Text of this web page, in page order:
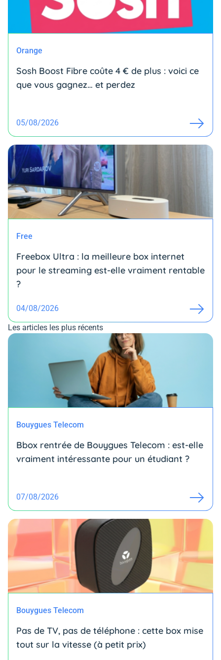
Orange
Sosh Boost Fibre coûte 4 € de plus : voici ce
que vous gagnez… et perdez
05/08/2026
Free
Freebox Ultra : la meilleure box internet
pour le streaming est-elle vraiment rentable
?
04/08/2026
Les articles les plus récents
Bouygues Telecom
Bbox rentrée de Bouygues Telecom : est-elle
vraiment intéressante pour un étudiant ?
07/08/2026
Bouygues Telecom
Pas de TV, pas de téléphone : cette box mise
tout sur la vitesse (à petit prix)